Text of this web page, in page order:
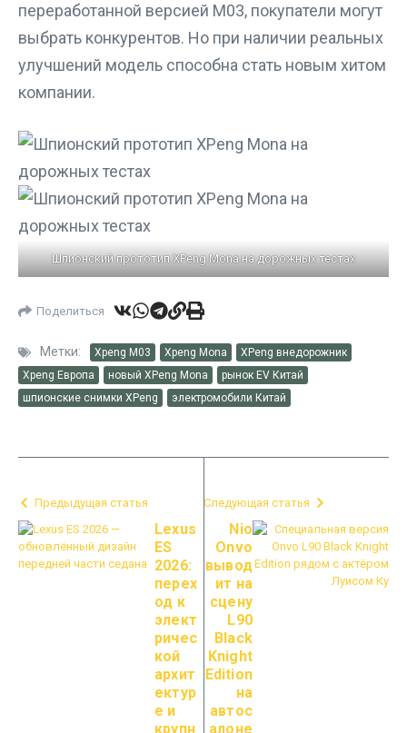
переработанной версией M03, покупатели могут
выбрать конкурентов. Но при наличии реальных
улучшений модель способна стать новым хитом
компании.
Шпионский прототип XPeng Mona на дорожных тестах
Поделиться
Метки: Xpeng M03 Xpeng Mona
XPeng внедорожник
Xpeng Европа
новый XPeng Mona
рынок EV Китай
шпионские снимки XPeng
электромобили Китай
Предыдущая статья
Lexus
ES
2026:
перех
од к
элект
ричес
кой
архит
ектур
е и
крупн
Следующая статья
Nio
Onvo
вывод
ит на
сцену
L90
Black
Knight
Edition
на
автос
алоне